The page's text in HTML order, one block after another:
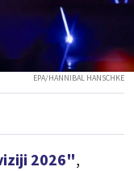
EPA/HANNIBAL HANSCHKE
2026",